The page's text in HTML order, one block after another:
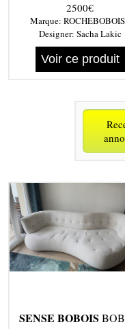
2500€
Marque: ROCHEBOBOIS
Designer: Sacha Lakic
Voir ce produit
SENSE BOBOIS